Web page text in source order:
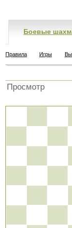
Боевые
Правила Игры
Просмотр